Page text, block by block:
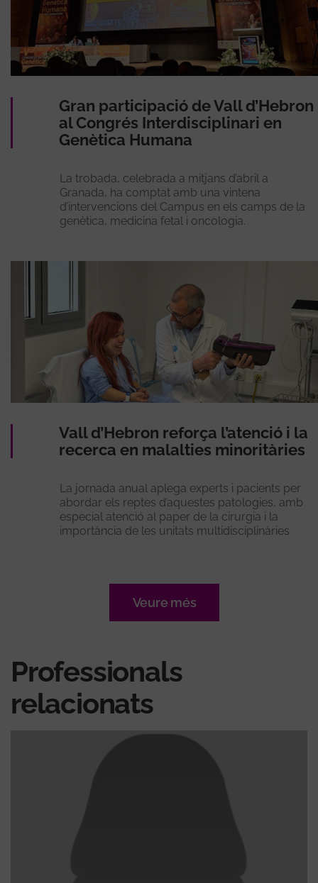
Gran participació de Vall d’Hebron
al Congrés Interdisciplinari en
Genètica Humana
La trobada, celebrada a mitjans d’abril a
Granada, ha comptat amb una vintena
d’intervencions del Campus en els camps de la
genètica, medicina fetal i oncologia.
Vall d’Hebron reforça l’atenció i la
recerca en malalties minoritàries
La jornada anual aplega experts i pacients per
abordar els reptes d’aquestes patologies, amb
especial atenció al paper de la cirurgia i la
importància de les unitats multidisciplinàries
Veure més
Professionals
relacionats